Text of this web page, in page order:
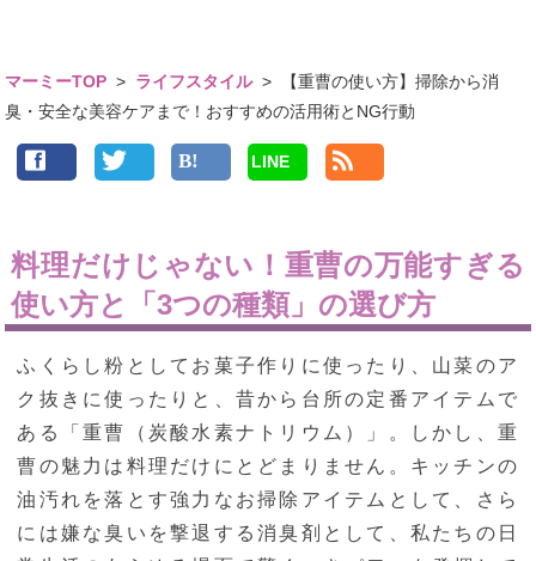
マーミーTOP > ライフスタイル>
【重曹の使い方】掃除から消
臭・安全な美容ケアまで！おすすめの活用術とNG行動
LINE
料理だけじゃない！重曹の万能すぎる
使い方と「3つの種類」の選び方
ふくらし粉としてお菓子作りに使ったり、山菜のア
ク抜きに使ったりと、昔から台所の定番アイテムで
ある「重曹（炭酸水素ナトリウム）」。しかし、重
曹の魅力は料理だけにとどまりません。キッチンの
油汚れを落とす強力なお掃除アイテムとして、さら
には嫌な臭いを撃退する消臭剤として、私たちの日